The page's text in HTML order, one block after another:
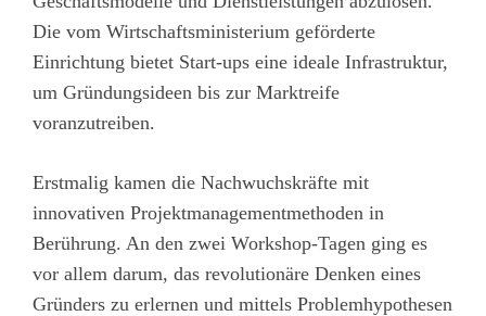
Die vom Wirtschaftsministerium geförderte
Einrichtung bietet Start-ups eine ideale Infrastruktur,
um Gründungsideen bis zur Marktreife
voranzutreiben.
Erstmalig kamen die Nachwuchskräfte mit
innovativen Projektmanagementmethoden in
Berührung. An den zwei Workshop-Tagen ging es
vor allem darum, das revolutionäre Denken eines
Gründers zu erlernen und mittels Problemhypothesen